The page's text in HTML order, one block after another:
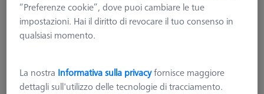
“Preferenze cookie”, dove puoi cambiare le tue
impostazioni. Hai il diritto di revocare il tuo consenso in
qualsiasi momento.
La nostra Informativa sulla privacyfornisce maggiore
dettagli sull'utilizzo delle tecnologie di tracciamento.